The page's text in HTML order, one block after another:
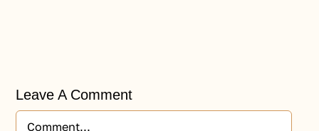
Leave A Comment
Comment